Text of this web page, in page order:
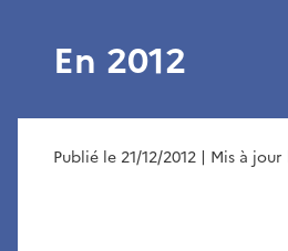
En 2012
Publié le 21/12/2012 | Mis à jour